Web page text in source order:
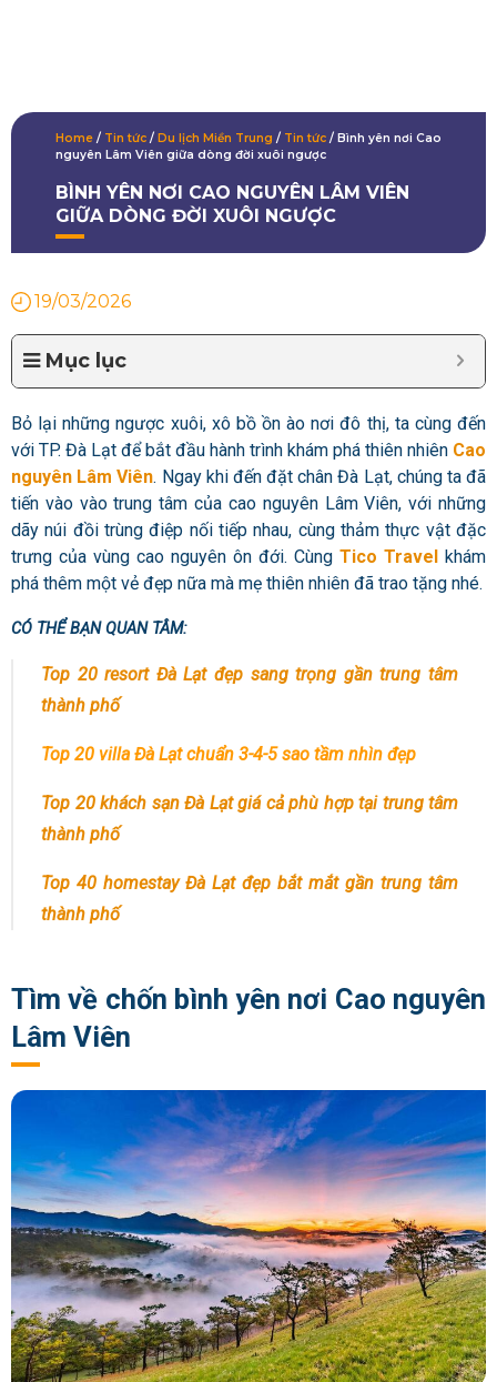
Home / Tin tức / Du lịch Miền Trung / Tin tức / Bình yên nơi Cao
nguyên Lâm Viên giữa dòng đời xuôi ngược
BÌNH YÊN NƠI CAO NGUYÊN LÂM VIÊN
GIỮA DÒNG ĐỜI XUÔI NGƯỢC
19/03/2026
Mục lục
Bỏ lại những ngược xuôi, xô bồ ồn ào nơi đô thị, ta cùng đến
với TP. Đà Lạt để bắt đầu hành trình khám phá thiên nhiên Cao
nguyên Lâm Viên. Ngay khi đến đặt chân Đà Lạt, chúng ta đã
tiến vào vào trung tâm của cao nguyên Lâm Viên, với những
dãy núi đồi trùng điệp nối tiếp nhau, cùng thảm thực vật đặc
trưng của vùng cao nguyên ôn đới. Cùng Tico Travel khám
phá thêm một vẻ đẹp nữa mà mẹ thiên nhiên đã trao tặng nhé.
CÓ THỂ BẠN QUAN TÂM:
Top 20 resort Đà Lạt đẹp sang trọng gần trung tâm
thành phố
Top 20 villa Đà Lạt chuẩn 3-4-5 sao tầm nhìn đẹp
Top 20 khách sạn Đà Lạt giá cả phù hợp tại trung tâm
thành phố
Top 40 homestay Đà Lạt đẹp bắt mắt gần trung tâm
thành phố
Tìm về chốn bình yên nơi Cao nguyên
Lâm Viên